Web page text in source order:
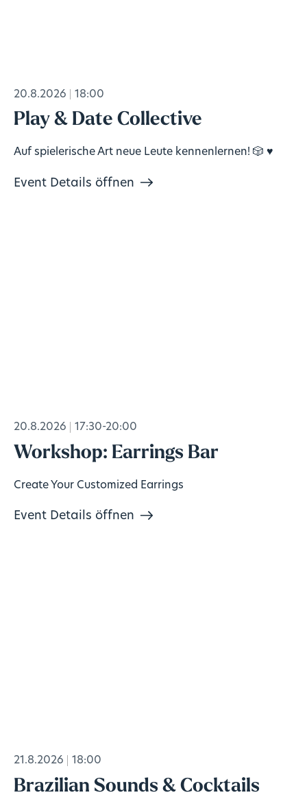
20.8.2026 18:00
Play & Date Collective
Auf spielerische Art neue Leute kennenlernen! 🎲 ♥️
Event Details öffnen
20.8.2026 17:30-20:00
Workshop: Earrings Bar
Create Your Customized Earrings
Event Details öffnen
21.8.2026 18:00
Brazilian Sounds & Cocktails